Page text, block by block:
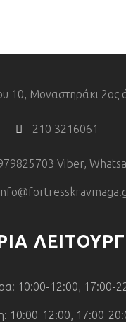
10, Μοναστηράκι 2ος
210 3216061
Viber,
10:00-12:00, 17:00-
10:00-12:00, 17:00-